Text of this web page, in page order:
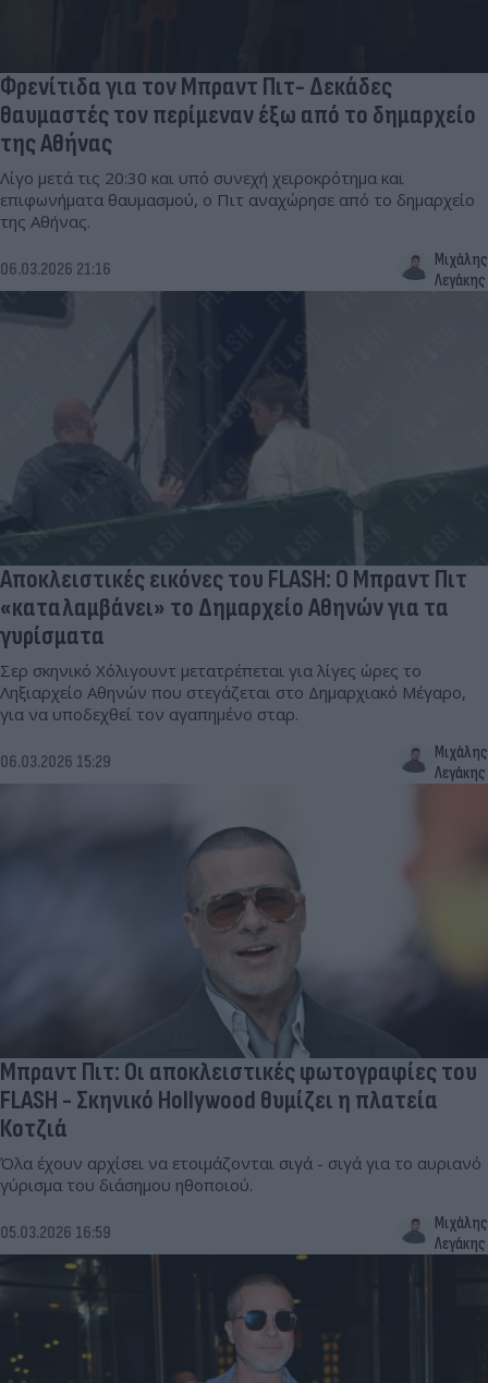
Φρενίτιδα για τον Μπραντ Πιτ- Δεκάδες
θαυμαστές τον περίμεναν έξω από το δημαρχείο
της Αθήνας
Λίγο μετά τις 20:30 και υπό συνεχή χειροκρότημα και
επιφωνήματα θαυμασμού, ο Πιτ αναχώρησε από το δημαρχείο
της Αθήνας.
06.03.2026 21:16
Μιχάλης
Λεγάκης
Αποκλειστικές εικόνες του FLASH: Ο Μπραντ Πιτ
«καταλαμβάνει» το Δημαρχείο Αθηνών για τα
γυρίσματα
Σερ σκηνικό Χόλιγουντ μετατρέπεται για λίγες ώρες το
Ληξιαρχείο Αθηνών που στεγάζεται στο Δημαρχιακό Μέγαρο,
για να υποδεχθεί τον αγαπημένο σταρ.
06.03.2026 15:29
Μιχάλης
Λεγάκης
Μπραντ Πιτ: Οι αποκλειστικές φωτογραφίες του
FLASH - Σκηνικό Hollywood θυμίζει η πλατεία
Κοτζιά
Όλα έχουν αρχίσει να ετοιμάζονται σιγά - σιγά για το αυριανό
γύρισμα του διάσημου ηθοποιού.
05.03.2026 16:59
Μιχάλης
Λεγάκης